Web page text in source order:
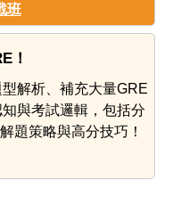
班
！
解析、補充大量GRE
與考試邏輯，包括分
題策略與高分技巧！